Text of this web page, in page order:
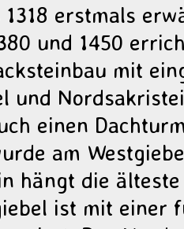
1318 erstmals
und 1450
mit
und
einen
am
hängt die
ist mit einer